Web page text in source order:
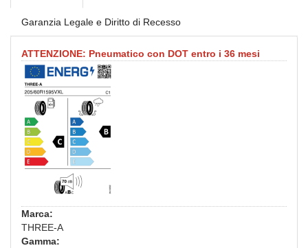
Garanzia Legale e Diritto di Recesso
ATTENZIONE: Pneumatico con DOT entro i 36 mesi
Marca:
THREE-A
Gamma: